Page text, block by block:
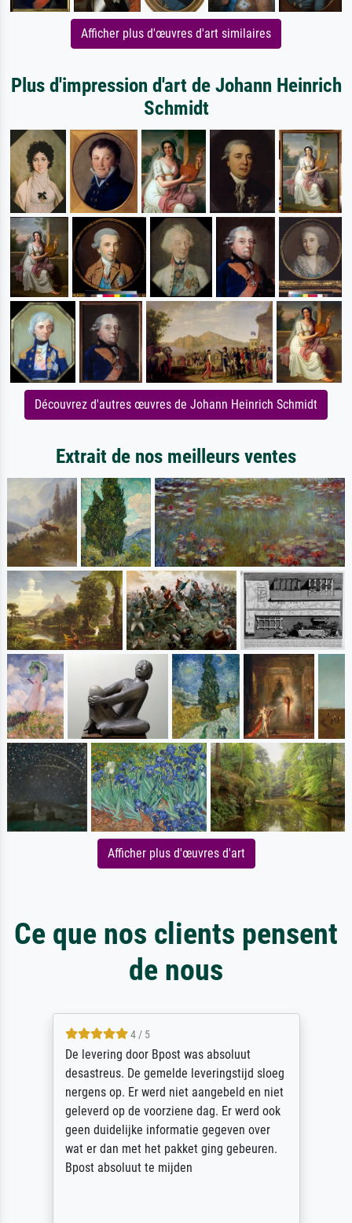
Afficher plus d'œuvres d'art similaires
Plus d'impression d'art de Johann Heinrich
Schmidt
Découvrez d'autres œuvres de Johann Heinrich Schmidt
Extrait de nos meilleurs ventes
Afficher plus d'œuvres d'art
Ce que nos clients pensent
de nous
4 / 5
De levering door Bpost was absoluut
desastreus. De gemelde leveringstijd sloeg
nergens op. Er werd niet aangebeld en niet
geleverd op de voorziene dag. Er werd ook
geen duidelijke informatie gegeven over
wat er dan met het pakket ging gebeuren.
Bpost absoluut te mijden